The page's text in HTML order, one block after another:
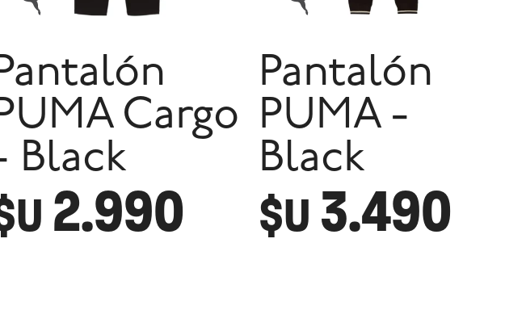
Cargo
Black
2.990
Pantalón
PUMA -
Black
$U 3.490